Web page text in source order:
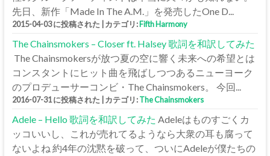
先日、新作「Made In The A.M.」を発売したOne D...
2015-04-03 に投稿された カテゴリ:Fifth Harmony
The Chainsmokers – Closer ft. Halsey 歌詞を和訳してみた
The Chainsmokersが放つ夏の空に響く未来への希望とは
コンスタントにヒット曲を飛ばしつつあるニューヨーク
のプロデューサーコンビ・The Chainsmokers。 今回...
2016-07-31 に投稿された カテゴリ:The Chainsmokers
Adele – Hello 歌詞を和訳してみた Adeleはものすごくカ
ッコいいし、これが売れてるようなら大衆の耳も腐って
ないよね 約4年の沈黙を破って、ついにAdeleが僕たちの